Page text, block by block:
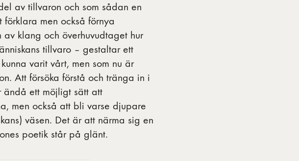
av tillvaron och som sådan en
men också förnya
klang och överhuvudtaget hur
tillvaro – gestaltar ett
varit vårt, men som nu är
Att försöka förstå och tränga in i
ändå ett möjligt sätt att
men också att bli varse djupare
väsen. Det är att närma sig en
poetik står på glänt.